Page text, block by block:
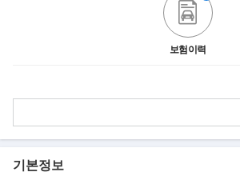
보험이력
기본정보